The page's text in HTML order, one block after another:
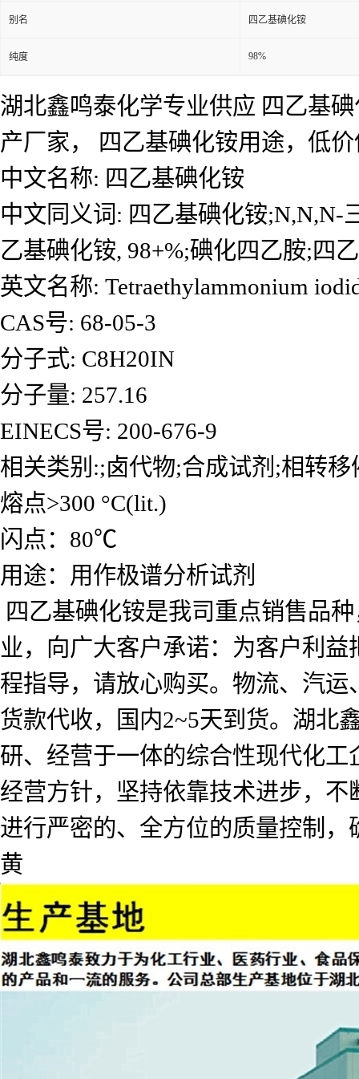
别名 四乙基碘化铵
纯度 98%
湖北鑫鸣泰化学专业供应 四乙基
产厂家， 四乙基碘化铵用途，低
中文名称: 四乙基碘化铵
中文同义词: 四乙基碘化铵
乙基碘化铵, 98+%;碘化四乙胺;四
英文名称: Tetraethylammonium
CAS号: 68-05-3
分子式: C8H20IN
分子量: 257.16
EINECS号: 200-676-9
相关类别:;卤代物;合成试剂;相转移
熔点>300 °C(lit.)
闪点：80℃
用途：用作极谱分析试剂
四乙基碘化铵是我司重点销售品
业，向广大客户承诺：为客户利
程指导，请放心购买。物流、汽
货款代收，国内2~5天到货。湖北
研、经营于一体的综合性现代化
经营方针，坚持依靠技术进步，
进行严密的、全方位的质量控制
黄